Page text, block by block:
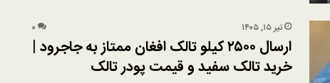
تیر ۱۵, ۱۴۰۵ ۰
ارسال ۲۵۰۰ کیلو تالک افغان ممتاز به جاجرود |
خرید تالک سفید و قیمت پودر تالک